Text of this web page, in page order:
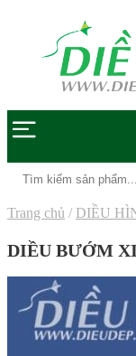
Trang chủ / DIỀU
DIỀU BƯỚM